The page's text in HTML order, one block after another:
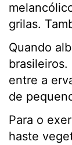
grilas.
Quando
brasileiros.
entre a
de
Para o
haste